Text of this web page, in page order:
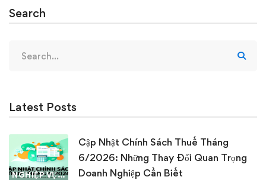
Search
for:
Latest Posts
NGHIỆP VỤ KẾ TOÁN & THUẾ
Cập Nhật Chính Sách Thuế Tháng
6/2026: Những Thay Đổi Quan Trọng
Doanh Nghiệp Cần Biết